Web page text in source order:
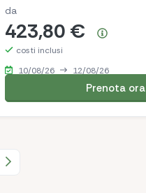
da
423,80 €
costi inclusi
10/08/26
12/08/26
Prenota ora
Pagina successiva